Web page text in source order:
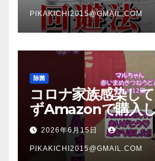
PIKAKICHI2015@GMAIL.COM
除菌
コロナ家族感染し
ずAmazonで購入
介 #Shorts
2026年6月15日
PIKAKICHI2015@GMAIL.COM